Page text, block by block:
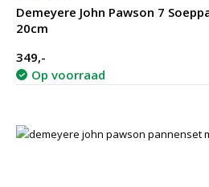
Demeyere John Pawson 7
20cm
349,-
Op voorraad